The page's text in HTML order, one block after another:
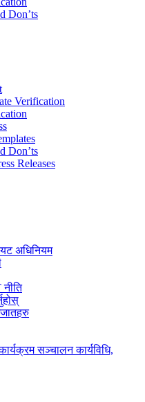
Don’ts
Verification
Don’ts
Releases
अधिनियम
सञ्चालन कार्यविधि,